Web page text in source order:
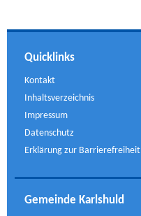
Quicklinks
Kontakt
Inhaltsverzeichnis
Impressum
Datenschutz
Erklärung zur Barrierefreiheit
Gemeinde Karlshuld